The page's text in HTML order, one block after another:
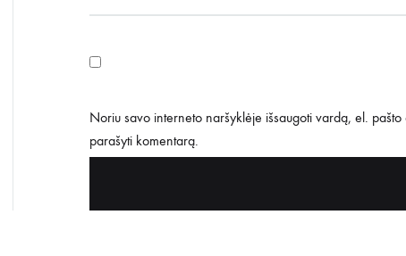
Noriu savo interneto naršyklėje išsaugoti vardą, el.
parašyti komentarą.